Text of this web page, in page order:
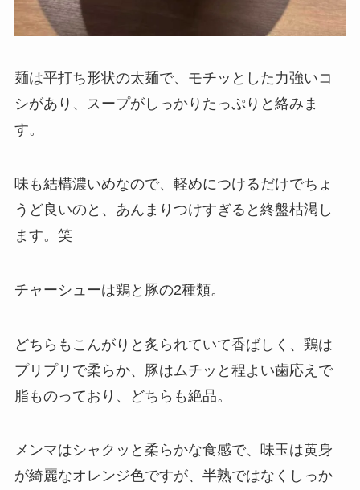
麺は平打ち形状の太麺で、モチッとした力強いコ
シがあり、スープがしっかりたっぷりと絡みま
す。
味も結構濃いめなので、軽めにつけるだけでちょ
うど良いのと、あんまりつけすぎると終盤枯渇し
ます。笑
チャーシューは鶏と豚の2種類。
どちらもこんがりと炙られていて香ばしく、鶏は
プリプリで柔らか、豚はムチッと程よい歯応えで
脂ものっており、どちらも絶品。
メンマはシャクッと柔らかな食感で、味玉は黄身
が綺麗なオレンジ色ですが、半熟ではなくしっか